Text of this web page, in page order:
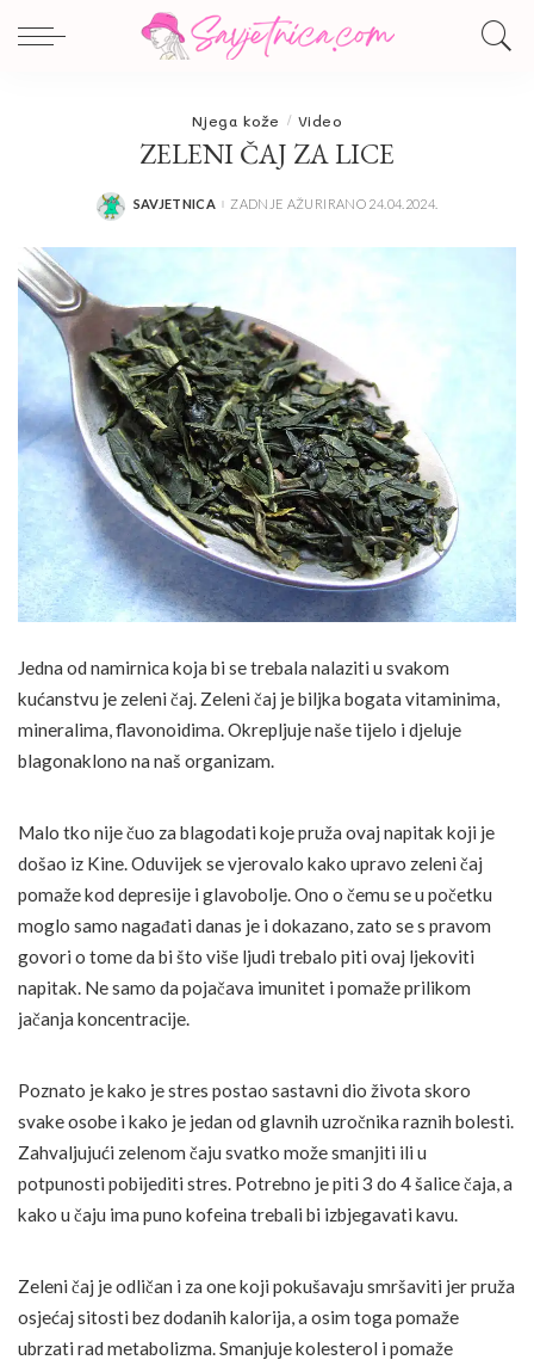
Njega kože Video
ZELENI ČAJ ZA LICE
POSTED
SAVJETNICA ZADNJE AŽURIRANO 24.04.2024.
Jedna od namirnica koja bi se trebala nalaziti u svakom
kućanstvu je zeleni čaj. Zeleni čaj je biljka bogata vitaminima,
mineralima, flavonoidima. Okrepljuje naše tijelo i djeluje
blagonaklono na naš organizam.
Malo tko nije čuo za blagodati koje pruža ovaj napitak koji je
došao iz Kine. Oduvijek se vjerovalo kako upravo zeleni čaj
pomaže kod depresije i glavobolje. Ono o čemu se u početku
moglo samo nagađati danas je i dokazano, zato se s pravom
govori o tome da bi što više ljudi trebalo piti ovaj ljekoviti
napitak. Ne samo da pojačava imunitet i pomaže prilikom
jačanja koncentracije.
Poznato je kako je stres postao sastavni dio života skoro
svake osobe i kako je jedan od glavnih uzročnika raznih bolesti.
Zahvaljujući zelenom čaju svatko može smanjiti ili u
potpunosti pobijediti stres. Potrebno je piti 3 do 4 šalice čaja, a
kako u čaju ima puno kofeina trebali bi izbjegavati kavu.
Zeleni čaj je odličan i za one koji pokušavaju smršaviti jer pruža
osjećaj sitosti bez dodanih kalorija, a osim toga pomaže
ubrzati rad metabolizma. Smanjuje kolesterol i pomaže